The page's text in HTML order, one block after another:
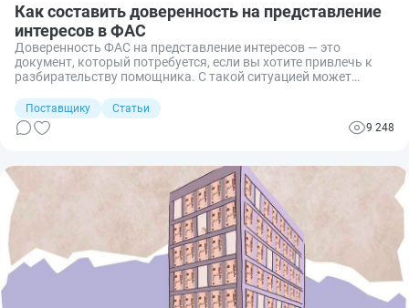
Как составить доверенность на представление
интересов в ФАС
Доверенность ФАС на представление интересов — это
документ, который потребуется, если вы хотите привлечь к
разбирательству помощника. С такой ситуацией может
нарушены действиями или бездействием заказчика,
специализированной организации или оператора ЭТП.
Поставщику
Статьи
9 248